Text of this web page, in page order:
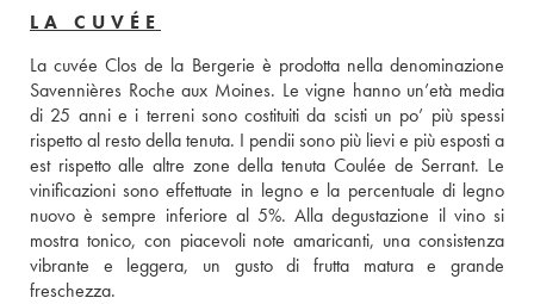
LA CUVÉE
La cuvée Clos de la Bergerie è prodotta nella denominazione
Savennières Roche aux Moines. Le vigne hanno un’età media
di 25 anni e i terreni sono costituiti da scisti un po’ più spessi
rispetto al resto della tenuta. I pendii sono più lievi e più esposti a
est rispetto alle altre zone della tenuta Coulée de Serrant. Le
vinificazioni sono effettuate in legno e la percentuale di legno
nuovo è sempre inferiore al 5%. Alla degustazione il vino si
mostra tonico, con piacevoli note amaricanti, una consistenza
vibrante e leggera, un gusto di frutta matura e grande
freschezza.